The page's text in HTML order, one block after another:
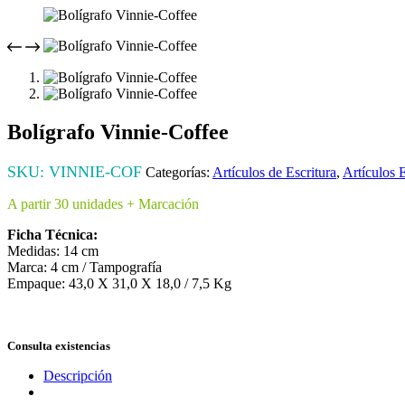
Bolígrafo Vinnie-Coffee
SKU: VINNIE-COF Categorías: Artículos de Escritura, Artículos
A partir 30 unidades + Marcación
Ficha Técnica:
Medidas: 14 cm
Marca: 4 cm / Tampografía
Empaque: 43,0 X 31,0 X 18,0 / 7,5 Kg
Consulta existencias
Descripción